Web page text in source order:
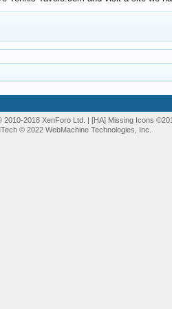
2010-2018 XenForo Ltd. | [HA] Missing Icons
© 2022 WebMachine Technologies, Inc.